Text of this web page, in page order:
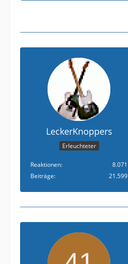
LeckerKnoppers
Erleuchteter
Reaktionen
8.071
Beiträge
21.599